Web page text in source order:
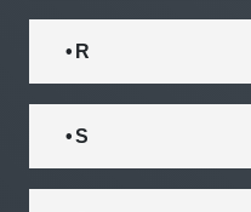
• R
• S